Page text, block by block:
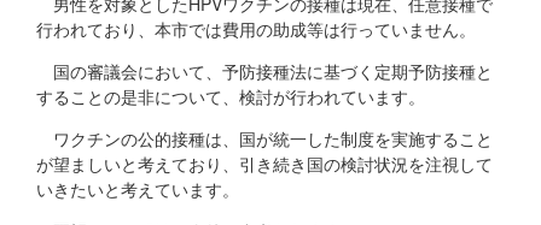
行われており、本市では費用の助成等は行っていません。
国の審議会において、予防接種法に基づく定期予防接種と
することの是非について、検討が行われています。
ワクチンの公的接種は、国が統一した制度を実施すること
が望ましいと考えており、引き続き国の検討状況を注視して
いきたいと考えています。